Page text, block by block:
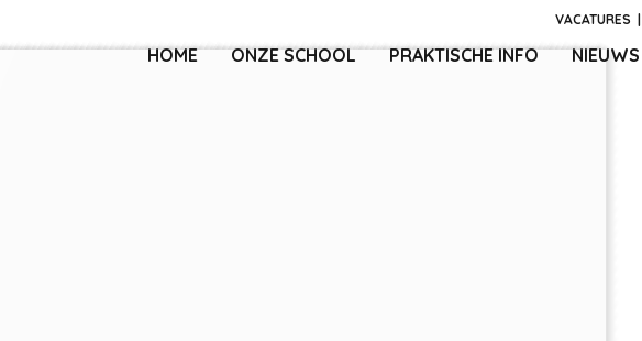
VACATURES |
HOME ONZE SCHOOL PRAKTISCHE INFO NIEUWS